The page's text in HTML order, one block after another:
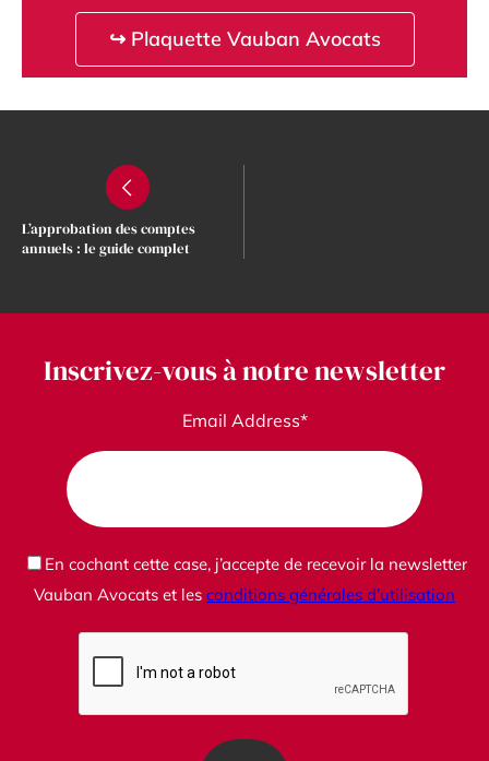
↪ Plaquette Vauban Avocats
L’approbation des comptes
annuels : le guide complet
Inscrivez-vous à notre newsletter
Email Address*
En cochant cette case, j’accepte de recevoir la newsletter
Vauban Avocats et les conditions générales d’utilisation